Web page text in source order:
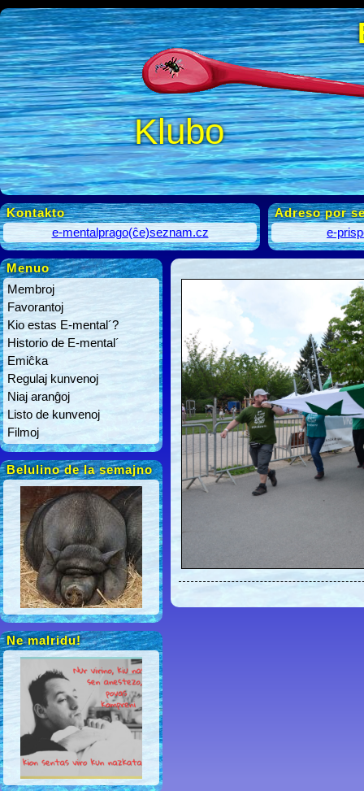
Klubo
Kontakto
e-mentalprago(ĉe)seznam.cz
Adreso por
e-
Menuo
Membroj
Favorantoj
Kio estas E-mental´?
Historio de E-mental´
Emiĉka
Regulaj kunvenoj
Niaj aranĝoj
Listo de kunvenoj
Filmoj
Belulino de la semajno
Ne malridu!